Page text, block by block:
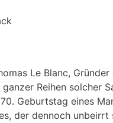
Le Blanc,
Reihen solcher
Geburtstag eines
der dennoch